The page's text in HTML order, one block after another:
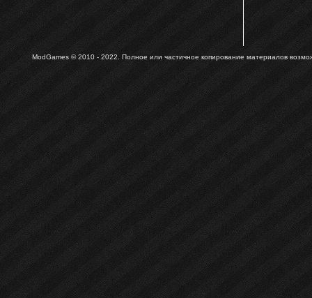
ModGames © 2010 - 2022. Полное или частичное копирование материалов